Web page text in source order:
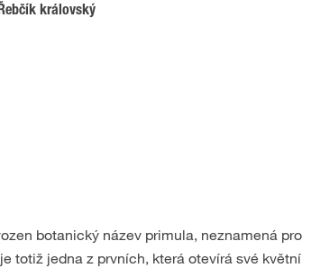
královský
botanický název primula, neznamená pro
totiž jedna z prvních, která otevírá své květní